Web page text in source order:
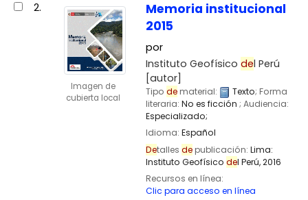
2.
Imagen de
cubierta local
Memoria institucional
2015
por
Instituto Geofísico del Perú
[autor]
Tipo dematerial: Texto; Forma
literaria: No es ficción ; Audiencia:
Especializado;
Idioma: Español
Detalles depublicación: Lima:
Instituto Geofísico del Perú,2016
Recursos en línea:
Clic para acceso en línea